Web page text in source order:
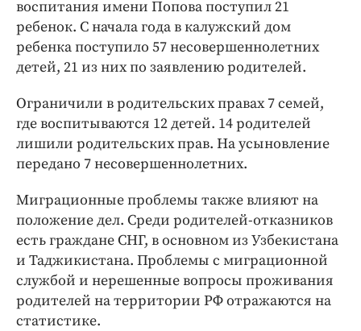
воспитания имени Попова поступил 21
ребенок. С начала года в калужский дом
ребенка поступило 57 несовершеннолетних
детей, 21 из них по заявлению родителей.
Ограничили в родительских правах 7 семей,
где воспитываются 12 детей. 14 родителей
лишили родительских прав. На усыновление
передано 7 несовершеннолетних.
Миграционные проблемы также влияют на
положение дел. Среди родителей-отказников
есть граждане СНГ, в основном из Узбекистана
и Таджикистана. Проблемы с миграционной
службой и нерешенные вопросы проживания
родителей на территории РФ отражаются на
статистике.